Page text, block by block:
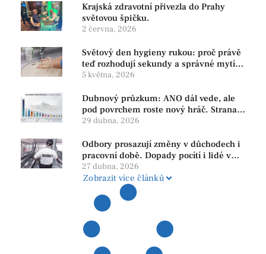
Krajská zdravotní přivezla do Prahy
světovou špičku.
2 června, 2026
Světový den hygieny rukou: proč právě
teď rozhodují sekundy a správné mytí
rukou
5 května, 2026
Dubnový průzkum: ANO dál vede, ale
pod povrchem roste nový hráč. Strana
PRO se drží nejvýš mezi menšími
29 dubna, 2026
Odbory prosazují změny v důchodech i
pracovní době. Dopady pocítí i lidé v
našem regionu
27 dubna, 2026
Zobrazit více článků